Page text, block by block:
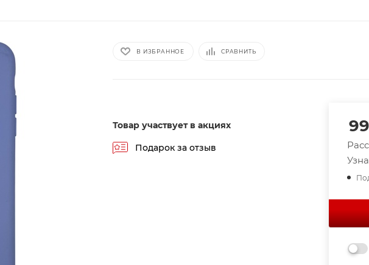
В ИЗБРАННОЕ СРАВНИТЬ
Товар участвует в акциях
Подарок за отзыв